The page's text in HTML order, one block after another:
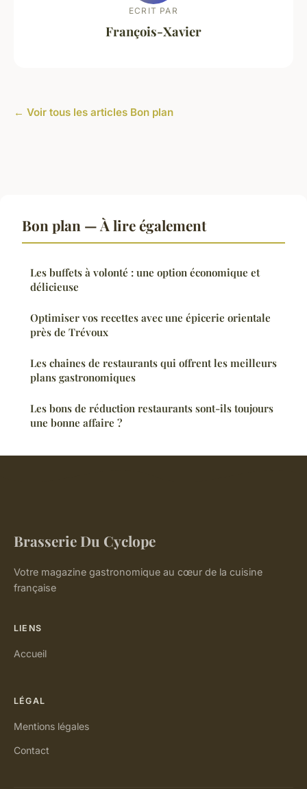
ECRIT PAR
François-Xavier
← Voir tous les articles Bon plan
Bon plan — À lire également
Les buffets à volonté : une option économique et
délicieuse
Optimiser vos recettes avec une épicerie orientale
près de Trévoux
Les chaines de restaurants qui offrent les meilleurs
plans gastronomiques
Les bons de réduction restaurants sont-ils toujours
une bonne affaire ?
Brasserie Du Cyclope
Votre magazine gastronomique au cœur de la cuisine
française
LIENS
Accueil
LÉGAL
Mentions légales
Contact